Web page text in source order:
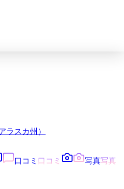
ラスカ州）
口コミ 口コミ 写真写真